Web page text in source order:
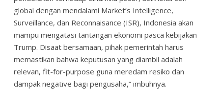
global dengan mendalami Market’s Intelligence,
Surveillance, dan Reconnaisance (ISR), Indonesia akan
mampu mengatasi tantangan ekonomi pasca kebijakan
Trump. Disaat bersamaan, pihak pemerintah harus
memastikan bahwa keputusan yang diambil adalah
relevan, fit-for-purpose guna meredam resiko dan
dampak negative bagi pengusaha,” imbuhnya.